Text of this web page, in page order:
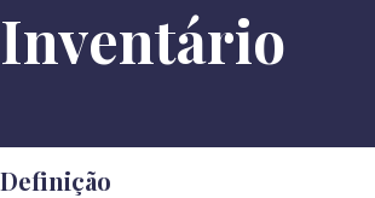
Inventário
Definição